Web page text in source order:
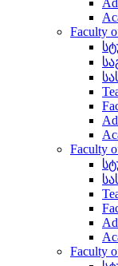
Faculty
Faculty
Faculty